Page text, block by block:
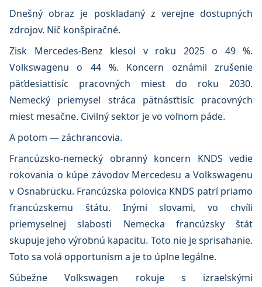
Dnešný obraz je poskladaný z verejne dostupných
zdrojov. Nič konšpiračné.
Zisk Mercedes-Benz klesol v roku 2025 o 49 %.
Volkswagenu o 44 %. Koncern oznámil zrušenie
päťdesiattisíc pracovných miest do roku 2030.
Nemecký priemysel stráca pätnásťtisíc pracovných
miest mesačne. Civilný sektor je vo voľnom páde.
A potom — záchrancovia.
Francúzsko-nemecký obranný koncern KNDS vedie
rokovania o kúpe závodov Mercedesu a Volkswagenu
v Osnabrücku. Francúzska polovica KNDS patrí priamo
francúzskemu štátu. Inými slovami, vo chvíli
priemyselnej slabosti Nemecka francúzsky štát
skupuje jeho výrobnú kapacitu. Toto nie je sprisahanie.
Toto sa volá opportunism a je to úplne legálne.
Súbežne Volkswagen rokuje s izraelskými